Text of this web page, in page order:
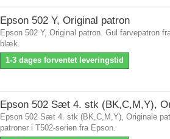
Epson 502 Y, Original patron
Epson 502 Y, Original patron. Gul farvepatron
blæk.
1-3 dages forventet leveringstid
Epson 502 Sæt 4. stk (BK,C,M,Y),
Epson 502 Sæt 4. stk (BK,C,M,Y), Originale
patroner i T502-serien fra Epson.